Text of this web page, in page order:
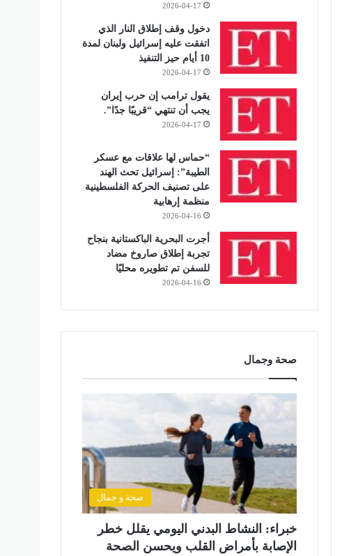
2026-04-17
دخول وقف إطلاق النار الذي
اتفقت عليه إسرائيل ولبنان لمدة
10 أيام حيز التنفيذ
2026-04-17
يقول ترامب إن حرب إيران
يجب أن تنتهي “قريبًا جدًا”.
2026-04-17
“حماس لها علاقات مع عسكر
الطيبة”: إسرائيل تحث الهند
على تصنيف الحركة الفلسطينية
منظمة إرهابية
2026-04-16
أجرت البحرية الباكستانية بنجاح
تجربة إطلاق صاروخ مضاد
للسفن تم تطويره محليًا
2026-04-16
صحة وجمال
صحة و جمال
خبراء: النشاط البدني اليومي يقلل خطر
الإصابة بأمراض القلب ويحسن الصحة